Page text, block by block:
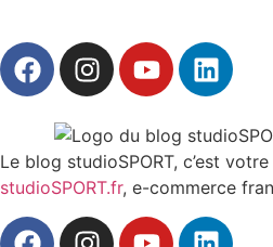
Le blog studioSPORT, c’est
studioSPORT.fr, e-commerce